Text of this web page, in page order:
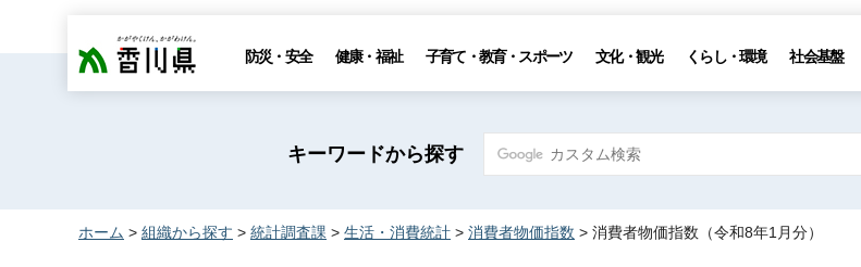
香川県 防災・安全 健康・福祉 子育て・教育・スポーツ 文化・観光 くらし・環境 社会基盤
キーワードから探す
ホーム > 組織から探す > 統計調査課 > 生活・消費統計 > 消費者物価指数 > 消費者物価指数（令和8年1月分）